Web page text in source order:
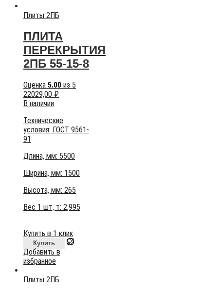
Плиты 2ПБ
ПЛИТА
ПЕРЕКРЫТИЯ
2ПБ 55-15-8
Оценка 5.00 из 5
22029,00 ₽
В наличии
Технические
условия: ГОСТ 9561-
91
Длина, мм: 5500
Ширина, мм: 1500
Высота, мм: 265
Вес 1 шт, т: 2,995
Купить в 1 клик
Купить
Добавить в
избранное
Плиты 2ПБ